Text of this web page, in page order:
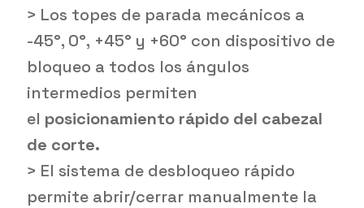
> Los topes de parada mecánicos a
-45°, 0°, +45° y +60° con dispositivo de
bloqueo a todos los ángulos
intermedios permiten
el posicionamiento rápido del cabezal
de corte.
> El sistema de desbloqueo rápido
permite abrir/cerrar manualmente la